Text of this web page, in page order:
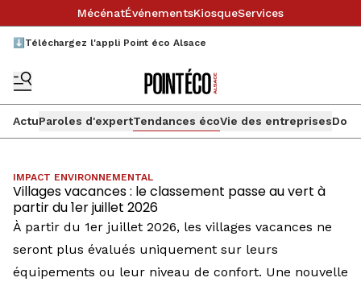
MécénatÉvénementsKiosqueServices
⬇️Téléchargez l'appli Point éco Alsace
ActuParoles d'expertTendances écoVie des entreprises
IMPACT ENVIRONNEMENTAL
Villages vacances : le classement passe au vert à
partir du 1er juillet 2026
À partir du 1er juillet 2026, les villages vacances ne
seront plus évalués uniquement sur leurs
équipements ou leur niveau de confort. Une nouvelle